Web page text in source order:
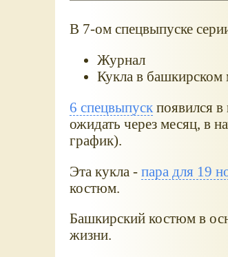
В 7-ом спецвыпуске
Журнал
Кукла в
6 спецвыпускпоявился в
ожидать через месяц, в
график).
Эта кукла - пара для 19
костюм.
Башкирский костюм в
жизни.